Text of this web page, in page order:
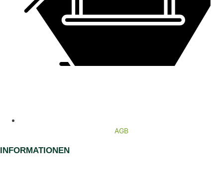
AGB
INFORMATIONEN